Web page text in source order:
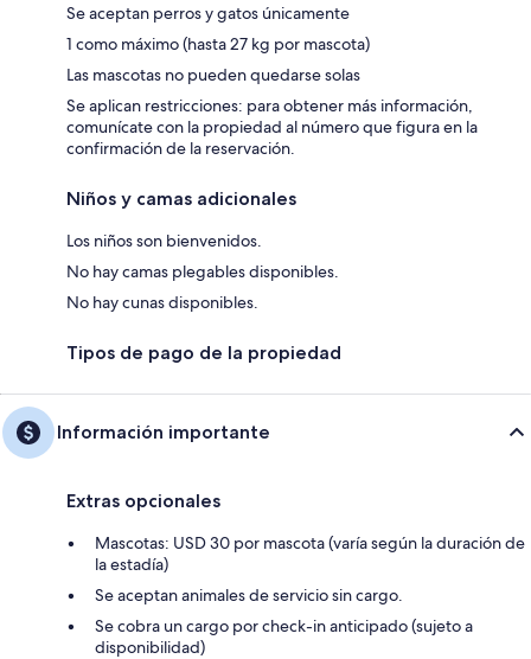
Se aceptan perros y gatos únicamente
1 como máximo (hasta 27 kg por mascota)
Las mascotas no pueden quedarse solas
Se aplican restricciones: para obtener más información,
comunícate con la propiedad al número que figura en la
confirmación de la reservación.
Niños y camas adicionales
Los niños son bienvenidos.
No hay camas plegables disponibles.
No hay cunas disponibles.
Tipos de pago de la propiedad
Información importante
Extras opcionales
Mascotas: USD 30 por mascota (varía según la duración de
la estadía)
Se aceptan animales de servicio sin cargo.
Se cobra un cargo por check-in anticipado (sujeto a
disponibilidad)